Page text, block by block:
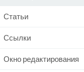
Статьи
Ссылки
Окно редактирования